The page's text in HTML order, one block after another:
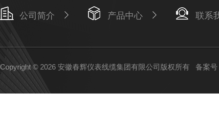
公司简介 产品中心 联系
Copyright © 2026 安徽春辉仪表线缆集团有限公司版权所有 备案号